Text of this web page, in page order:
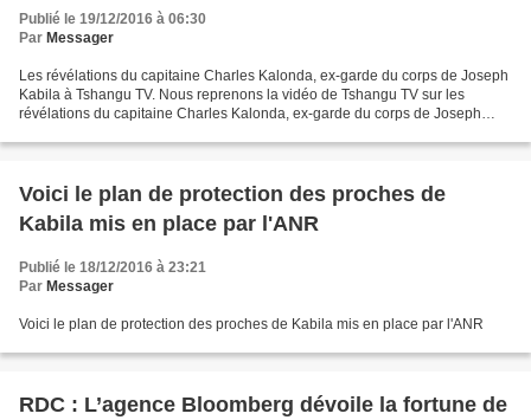
Publié le 19/12/2016 à 06:30
Par Messager
Les révélations du capitaine Charles Kalonda, ex-garde du corps de Joseph
Kabila à Tshangu TV. Nous reprenons la vidéo de Tshangu TV sur les
révélations du capitaine Charles Kalonda, ex-garde du corps de Joseph
Voici le plan de protection des proches de
Kabila mis en place par l'ANR
Publié le 18/12/2016 à 23:21
Par Messager
Voici le plan de protection des proches de Kabila mis en place par l'ANR
RDC : L’agence Bloomberg dévoile la fortune de